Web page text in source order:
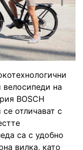
на
BOSCH
отличават с
са с удобно
вилка, като